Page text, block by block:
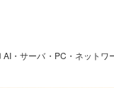
AI・サーバ・PC・ネットワ